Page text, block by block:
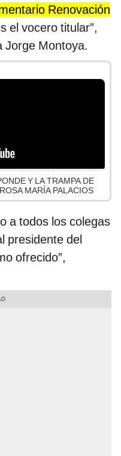
Renovación
el vocero titular”,
Jorge Montoya.
Y LA TRAMPA DE
MARÍA PALACIOS
a todos los colegas
presidente del
ofrecido”,